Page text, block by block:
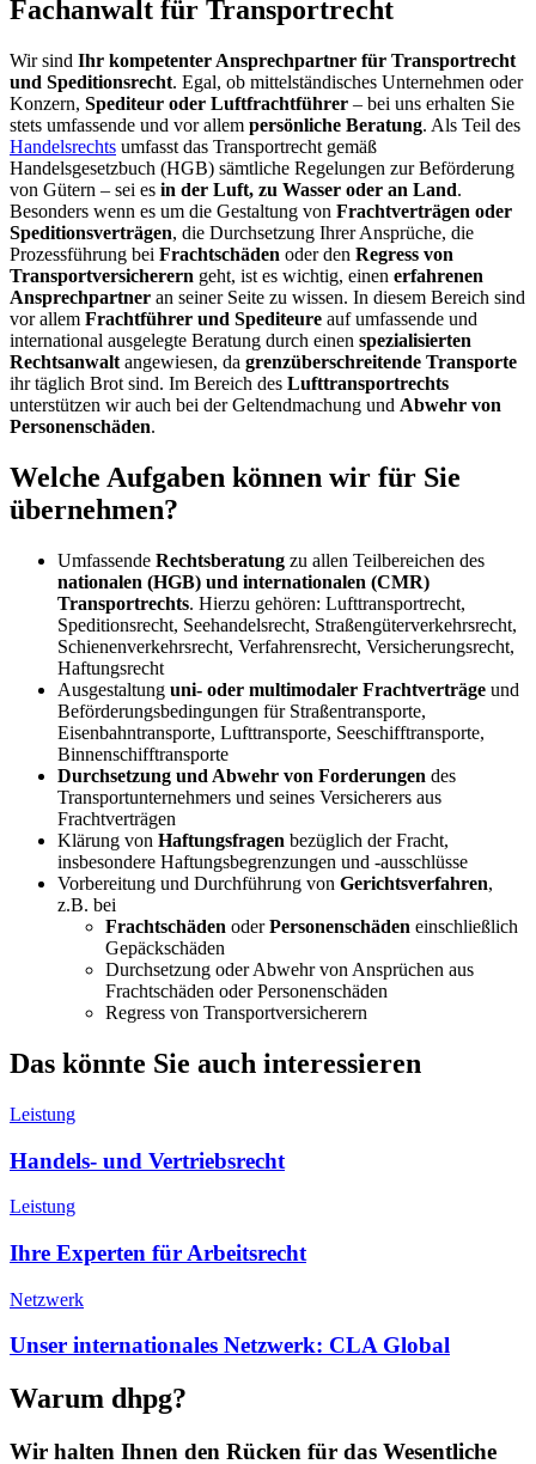
Fachanwalt für Transportrecht
Wir sind Ihr kompetenter Ansprechpartner für Transportrecht
und Speditionsrecht. Egal, ob mittelständisches Unternehmen oder
Konzern, Spediteur oder Luftfrachtführer – bei uns erhalten Sie
stets umfassende und vor allem persönliche Beratung. Als Teil des
Handelsrechts umfasst das Transportrecht gemäß
Handelsgesetzbuch (HGB) sämtliche Regelungen zur Beförderung
von Gütern – sei es in der Luft, zu Wasser oder an Land.
Besonders wenn es um die Gestaltung von Frachtverträgen oder
Speditionsverträgen, die Durchsetzung Ihrer Ansprüche, die
Prozessführung bei Frachtschäden oder den Regress von
Transportversicherern geht, ist es wichtig, einen erfahrenen
Ansprechpartner an seiner Seite zu wissen. In diesem Bereich sind
vor allem Frachtführer und Spediteure auf umfassende und
international ausgelegte Beratung durch einen spezialisierten
Rechtsanwalt angewiesen, da grenzüberschreitende Transporte
ihr täglich Brot sind. Im Bereich des Lufttransportrechts
unterstützen wir auch bei der Geltendmachung und Abwehr von
Personenschäden.
Welche Aufgaben können wir für Sie
übernehmen?
Umfassende Rechtsberatung zu allen Teilbereichen des
nationalen (HGB) und internationalen (CMR)
Transportrechts. Hierzu gehören: Lufttransportrecht,
Speditionsrecht, Seehandelsrecht, Straßengüterverkehrsrecht,
Schienenverkehrsrecht, Verfahrensrecht, Versicherungsrecht,
Haftungsrecht
Ausgestaltung uni- oder multimodaler Frachtverträge und
Beförderungsbedingungen für Straßentransporte,
Eisenbahntransporte, Lufttransporte, Seeschifftransporte,
Binnenschifftransporte
Durchsetzung und Abwehr von Forderungen des
Transportunternehmers und seines Versicherers aus
Frachtverträgen
Klärung von Haftungsfragen bezüglich der Fracht,
insbesondere Haftungsbegrenzungen und -ausschlüsse
Vorbereitung und Durchführung von Gerichtsverfahren,
z.B. bei
Frachtschäden oderPersonenschäden einschließlich
Gepäckschäden
Durchsetzung oder Abwehr von Ansprüchen aus
Frachtschäden oder Personenschäden
Regress von Transportversicherern
Das könnte Sie auch interessieren
Leistung
Handels- und Vertriebsrecht
Leistung
Ihre Experten für Arbeitsrecht
Netzwerk
Unser internationales Netzwerk: CLA Global
Warum dhpg?
Wir halten Ihnen den Rücken für das Wesentliche